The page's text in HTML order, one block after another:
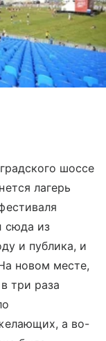
шоссе
лагерь
сюда из
и публика, и
новом месте,
три раза
а во-